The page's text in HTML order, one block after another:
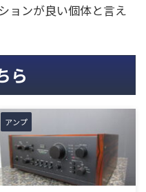
ョンが良い個体と言え
ら
アンプ